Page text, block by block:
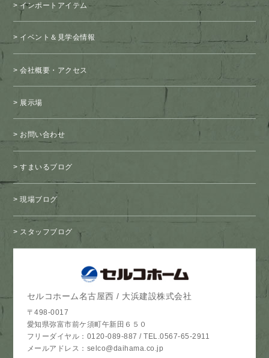
インポートアイテム
イベント＆見学会情報
会社概要・アクセス
展示場
お問い合わせ
すまいるブログ
現場ブログ
スタッフブログ
セルコホーム名古屋西 / 大浜建設株式会社
〒498-0017
愛知県弥富市前ケ須町午新田６５０
フリーダイヤル： 0120-089-887 /TEL.0567-65-2911
メールアドレス： selco@daihama.co.jp